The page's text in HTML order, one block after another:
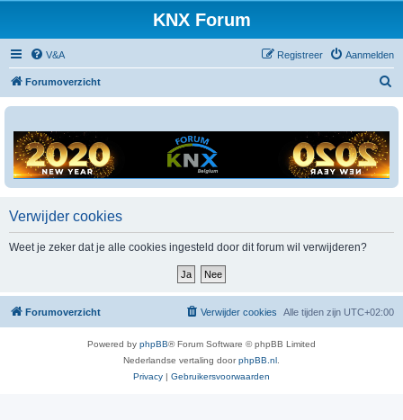
KNX Forum
V&A Aanmelden
Registreer
Forumoverzicht
Verwijder cookies
Weet je zeker dat je alle cookies ingesteld door dit forum wil verwijderen?
Forumoverzicht Alle tijden zijn UTC+02:00
Verwijder cookies
Powered by phpBB® Forum Software © phpBB Limited
Nederlandse vertaling doorphpBB.nl.
Privacy | Gebruikersvoorwaarden